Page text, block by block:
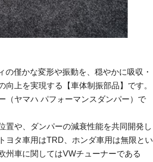
僅かな変形や振動を、穏やかに吸収・
上を実現する【車体制振部品】です。
（ヤマハ パフォーマンスダンパー）で
置や、ダンパーの減衰性能を共同開発し
タ車用はTRD、ホンダ車用は無限とい
車に関してはVWチューナーである